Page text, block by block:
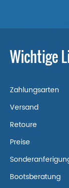
Wichtige
Zahlungsarten
Versand
Retoure
Preise
Bootsberatung